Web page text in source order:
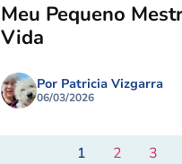
Meu Pequeno
Vida
Por Patricia Vizgarra
06/03/2026
1 2 3